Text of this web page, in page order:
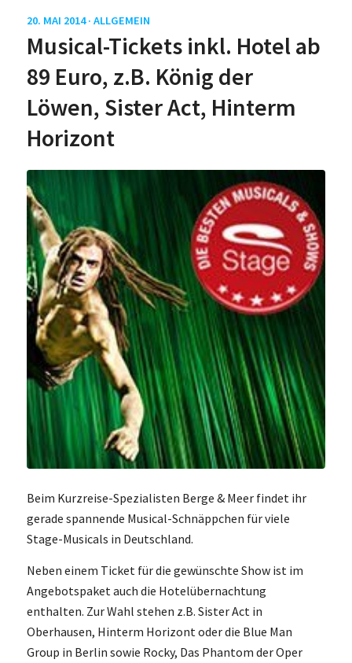
20. MAI 2014 · ALLGEMEIN
Musical-Tickets inkl. Hotel ab
89 Euro, z.B. König der
Löwen, Sister Act, Hinterm
Horizont
Beim Kurzreise-Spezialisten Berge & Meer findet ihr
gerade spannende Musical-Schnäppchen für viele
Stage-Musicals in Deutschland.
Neben einem Ticket für die gewünschte Show ist im
Angebotspaket auch die Hotelübernachtung
enthalten. Zur Wahl stehen z.B. Sister Act in
Oberhausen, Hinterm Horizont oder die Blue Man
Group in Berlin sowie Rocky, Das Phantom der Oper